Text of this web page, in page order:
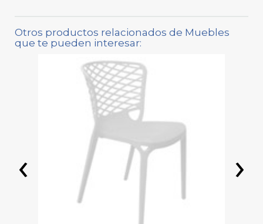
Otros productos relacionados de Muebles
que te pueden interesar:
‹ ›